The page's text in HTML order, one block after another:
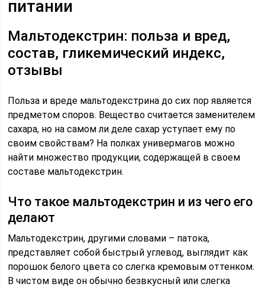
питании
Мальтодекстрин: польза и вред,
состав, гликемический индекс,
отзывы
Польза и вреде мальтодекстрина до сих пор является
предметом споров. Вещество считается заменителем
сахара, но на самом ли деле сахар уступает ему по
своим свойствам? На полках универмагов можно
найти множество продукции, содержащей в своем
составе мальтодекстрин.
Что такое мальтодекстрин и из чего его
делают
Мальтодекстрин, другими словами – патока,
представляет собой быстрый углевод, выглядит как
порошок белого цвета со слегка кремовым оттенком.
В чистом виде он обычно безвкусный или слегка